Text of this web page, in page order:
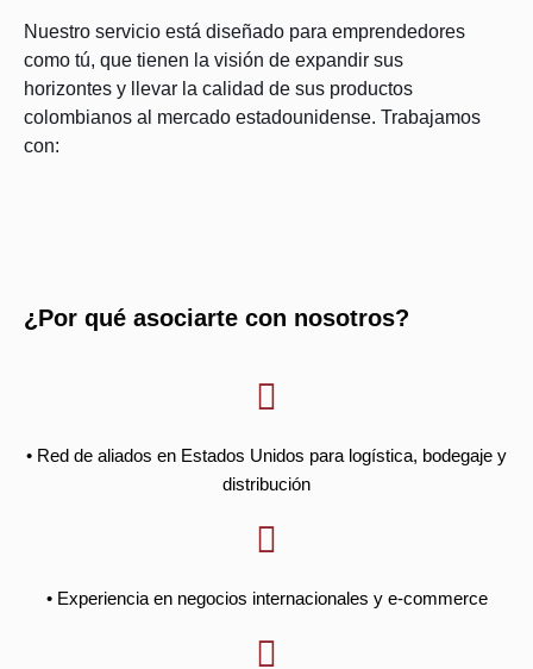
Nuestro servicio está diseñado para emprendedores
como tú, que tienen la visión de expandir sus
horizontes y llevar la calidad de sus productos
colombianos al mercado estadounidense. Trabajamos
con:
¿Por qué asociarte con nosotros?
• Red de aliados en Estados Unidos para logística, bodegaje y
distribución
• Experiencia en negocios internacionales y e-commerce